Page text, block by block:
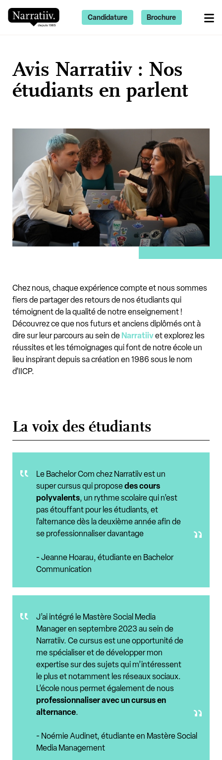
Avis Narratiiv : Nos
étudiants en parlent
Chez nous, chaque expérience compte et nous sommes
fiers de partager des retours de nos étudiants qui
témoignent de la qualité de notre enseignement !
Découvrez ce que nos futurs et anciens diplômés ont à
dire sur leur parcours au sein de Narratiivet explorez les
réussites et les témoignages qui font de notre école un
lieu inspirant depuis sa création en 1986 sous le nom
d’IICP.
La voix des étudiants
Le Bachelor Com chez Narratiiv est un
super cursus qui proposedes cours
polyvalents, un rythme scolaire qui n’est
pas étouffant pour les étudiants, et
l’alternance dès la deuxième année afin de
se professionnaliser davantage
- Jeanne Hoarau, étudiante en Bachelor
Communication
J’ai intégré le Mastère Social Media
Manager en septembre 2023 au sein de
Narratiiv. Ce cursus est une opportunité de
me spécialiser et de développer mon
expertise sur des sujets qui m’intéressent
le plus et notamment les réseaux sociaux.
L’école nous permet également de nous
professionnaliser avec un cursus en
alternance.
- Noémie Audinet, étudiante en Mastère Social
Media Management
Candidature Brochure